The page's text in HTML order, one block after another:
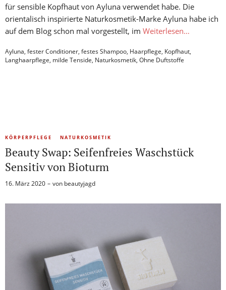
für sensible Kopfhaut von Ayluna verwendet habe. Die
orientalisch inspirierte Naturkosmetik-Marke Ayluna habe ich
auf dem Blog schon mal vorgestellt, im Weiterlesen…
Ayluna, fester Conditioner, festes Shampoo, Haarpflege, Kopfhaut,
Langhaarpflege, milde Tenside, Naturkosmetik, Ohne Duftstoffe
KÖRPERPFLEGE NATURKOSMETIK
Beauty Swap: Seifenfreies Waschstück
Sensitiv von Bioturm
16. März 2020 von beautyjagd